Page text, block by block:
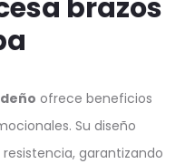
brazos
ofrece beneficios
Su diseño
garantizando